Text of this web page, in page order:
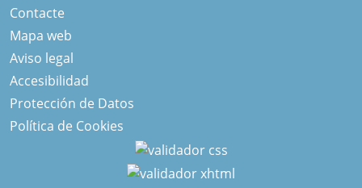
Contacte
Mapa web
Aviso legal
Accesibilidad
Protección de Datos
Política de Cookies